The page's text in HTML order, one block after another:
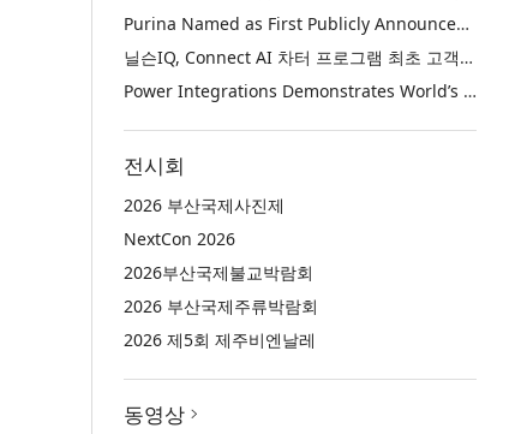
Purina Named as First Publicly Announced NIQ ConnectAI Charter Client
닐슨IQ, Connect AI 차터 프로그램 최초 고객사 ‘퓨리나’ 선정
Power Integrations Demonstrates World’s First 2200 V GaN Technology for Next-Era High-Voltage Power Systems
전시회
2026 부산국제사진제
NextCon 2026
2026부산국제불교박람회
2026 부산국제주류박람회
2026 제5회 제주비엔날레
동영상